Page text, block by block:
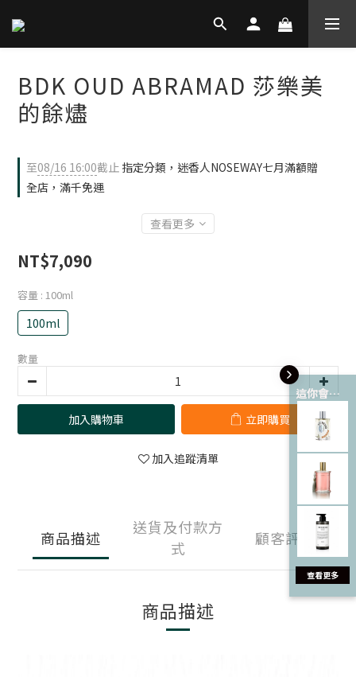
這你會愛 💘
BDK OUD ABRAMAD 莎樂美
的餘燼
至08/16 16:00截止 指定分類，迷香人NOSEWAY七月滿額贈
全店，滿千免運
查看更多
NT$7,090
容量 : 100ml
100ml
數量
加入購物車 立即購買
加入追蹤清單
商品描述
送貨及付款方
式
顧客評價
商品描述